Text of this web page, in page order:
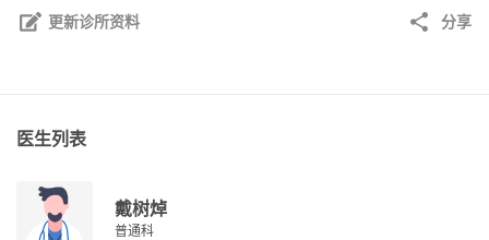
更新诊所资料 分享
医生列表
戴树焯
普通科